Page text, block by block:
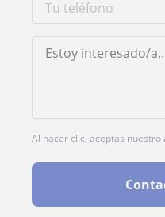
Al hacer clic, aceptas nuestro